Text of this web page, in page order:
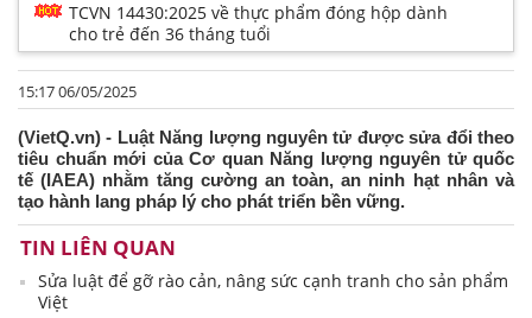
TCVN 14430:2025 về thực phẩm đóng hộp dành
cho trẻ đến 36 tháng tuổi
15:17 06/05/2025
(VietQ.vn) - Luật Năng lượng nguyên tử được sửa đổi theo
tiêu chuẩn mới của Cơ quan Năng lượng nguyên tử quốc
tế (IAEA) nhằm tăng cường an toàn, an ninh hạt nhân và
tạo hành lang pháp lý cho phát triển bền vững.
TIN LIÊN QUAN
Sửa luật để gỡ rào cản, nâng sức cạnh tranh cho sản phẩm
Việt